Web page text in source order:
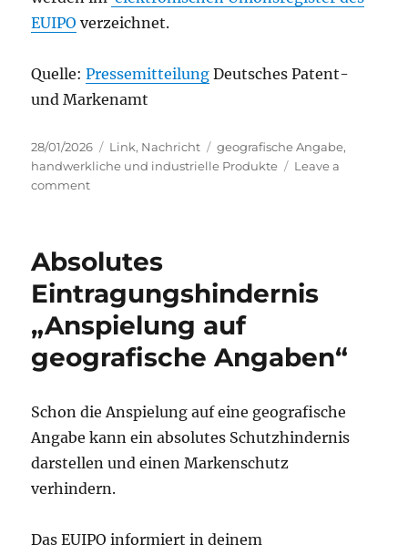
EUIPO verzeichnet.
Quelle:Pressemitteilung Deutsches Patent-
und Markenamt
Posted
on
28/01/2026 Categories
Link, Nachricht Tags
geografische Angabe,
handwerkliche und industrielle Produkte
Leave a
commenton
Messer:
Schutz
für
regionale
Erzeugnisse
Absolutes
Eintragungshindernis
„Anspielung auf
geografische Angaben“
Schon die Anspielung auf eine geografische
Angabe kann ein absolutes Schutzhindernis
darstellen und einen Markenschutz
verhindern.
Das EUIPO informiert in deinem